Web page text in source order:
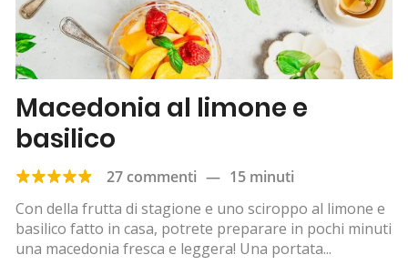
Macedonia al limone e
basilico
27 commenti — 15 minuti
Con della frutta di stagione e uno sciroppo al limone e
basilico fatto in casa, potrete preparare in pochi minuti
una macedonia fresca e leggera! Una portata...